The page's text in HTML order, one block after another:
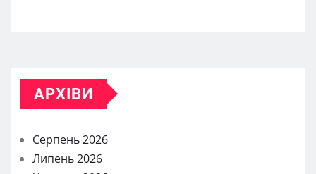
АРХІВИ
Серпень 2026
Липень 2026